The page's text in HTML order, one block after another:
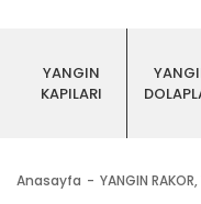
YANGIN
KAPILARI
Anasayfa YANGIN